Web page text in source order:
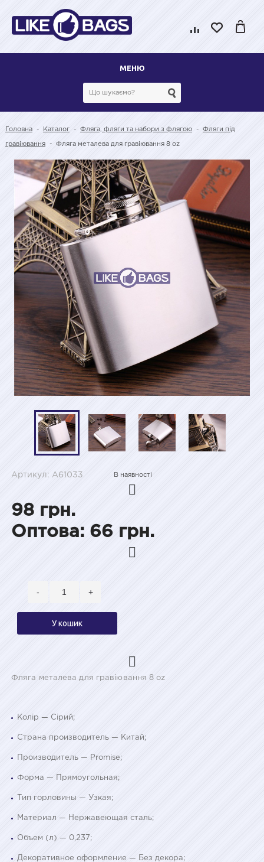
МЕНЮ
Головна - Каталог - Фляга, фляги та набори з флягою - Фляги під
гравіювання - Фляга металева для гравіювання 8 oz
Артикул: A61033 В наявності
98 грн.
Оптова: 66 грн.
- +
У кошик
Фляга металева для гравіювання 8 oz
Колір — Сірий;
Страна производитель — Китай;
Производитель — Promise;
Форма — Прямоугольная;
Тип горловины — Узкая;
Материал — Нержавеющая сталь;
Объем (л) — 0,237;
Декоративное оформление — Без декора;